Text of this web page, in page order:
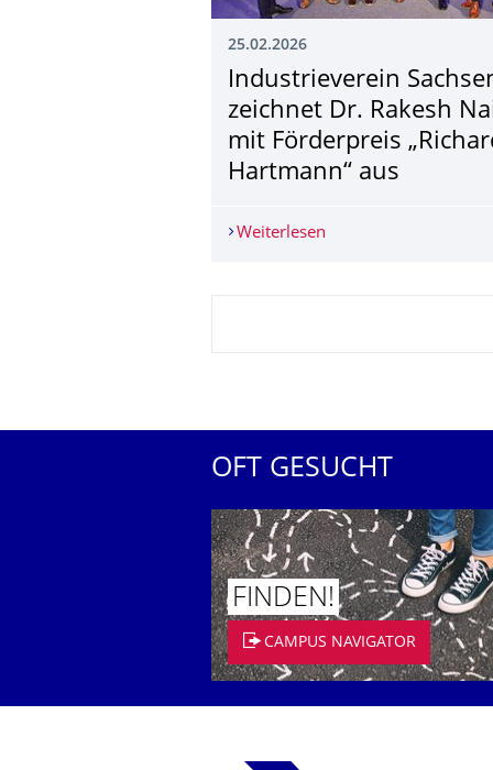
25.02.2026
Industrieverein
zeichnet Dr. Rakesh
mit Förderpreis
Hartmann“ aus
Weiterlesen Industrieverein
OFT GESUCHT
FINDEN!
CAMPUS NAVIGATOR